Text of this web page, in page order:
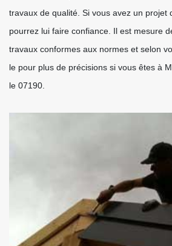
travaux de qualité. Si vous avez un projet
pourrez lui faire confiance. Il est mesure
travaux conformes aux normes et selon
le pour plus de précisions si vous êtes à
le 07190.